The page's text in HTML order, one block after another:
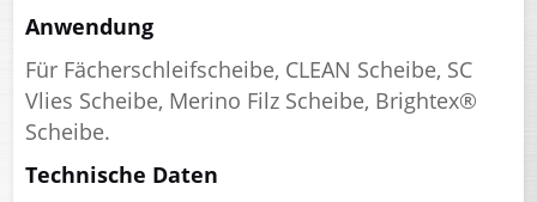
Anwendung
Für Fächerschleifscheibe, CLEAN Scheibe, SC
Vlies Scheibe, Merino Filz Scheibe, Brightex®
Scheibe.
Technische Daten